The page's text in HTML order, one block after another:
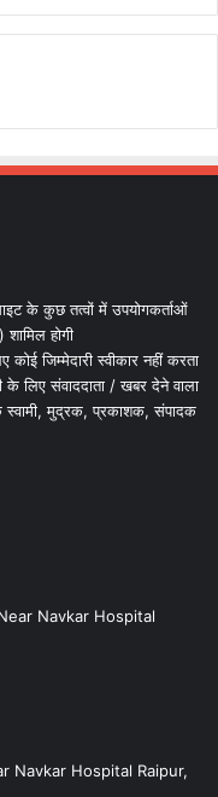
के कुछ तत्वों में उपयोगकर्ताओं
शामिल होगी
जिम्मेदारी स्वीकार नहीं करता
लिए संवाददाता / खबर देने वाला
स्वामी, मुद्रक, प्रकाशक, संपादक
Navkar Hospital
Navkar Hospital Raipur,